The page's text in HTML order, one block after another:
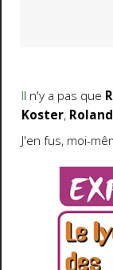
Il n'y a pas que
Koster,
J'en fus, moi-